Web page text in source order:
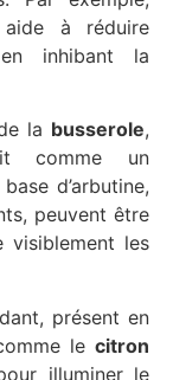
à réduire
inhibant la
la busserole,
comme un
d’arbutine,
peuvent être
visiblement les
présent en
le citron
illuminer le